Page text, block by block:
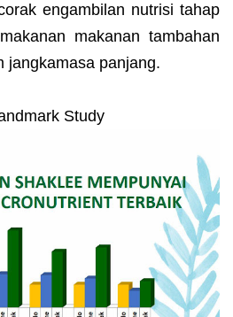
engambilan nutrisi tahap
makanan tambahan
jangkamasa panjang.
Study